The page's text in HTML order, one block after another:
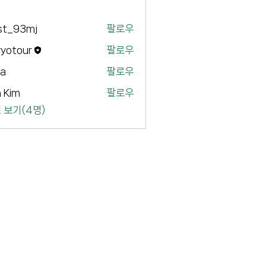
팔로우
팔로우
팔로우
Kim
팔로우
보기(4명)